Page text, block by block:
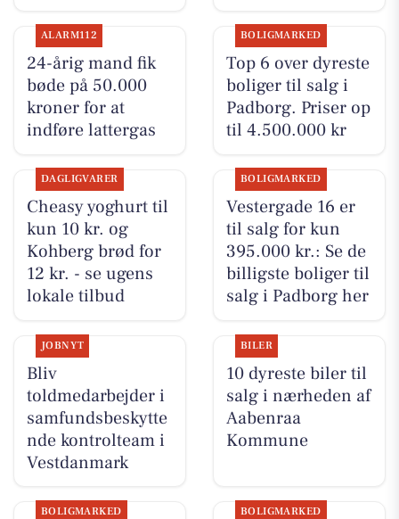
ALARM112
24-årig mand fik
bøde på 50.000
kroner for at
indføre lattergas
BOLIGMARKED
Top 6 over dyreste
boliger til salg i
Padborg. Priser op
til 4.500.000 kr
DAGLIGVARER
Cheasy yoghurt til
kun 10 kr. og
Kohberg brød for
12 kr. - se ugens
lokale tilbud
BOLIGMARKED
Vestergade 16 er
til salg for kun
395.000 kr.: Se de
billigste boliger til
salg i Padborg her
JOBNYT
Bliv
toldmedarbejder i
samfundsbeskytte
nde kontrolteam i
Vestdanmark
BILER
10 dyreste biler til
salg i nærheden af
Aabenraa
Kommune
BOLIGMARKED BOLIGMARKED